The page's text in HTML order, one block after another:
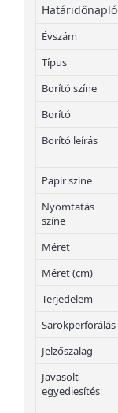
Határidőnapló
Évszám
Típus
Borító színe
Borító
Borító leírás
Papír színe
Nyomtatás
színe
Méret
Méret (cm)
Terjedelem
Sarokperforálás
Jelzőszalag
Javasolt
egyediesítés